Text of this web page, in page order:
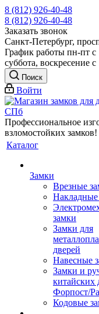
8 (812) 926-40-48
8 (812) 926-40-48
Заказать звонок
Санкт-Петербург,
График работы пн-пт с
суббота, воскресение
Поиск
Войти
Профессиональное
взломостойких замков!
Каталог
Замки
Врезные
Накладные
замки
Замки для
дверей
Навесные
Замки и
китайских
Форпост/
Кодовые